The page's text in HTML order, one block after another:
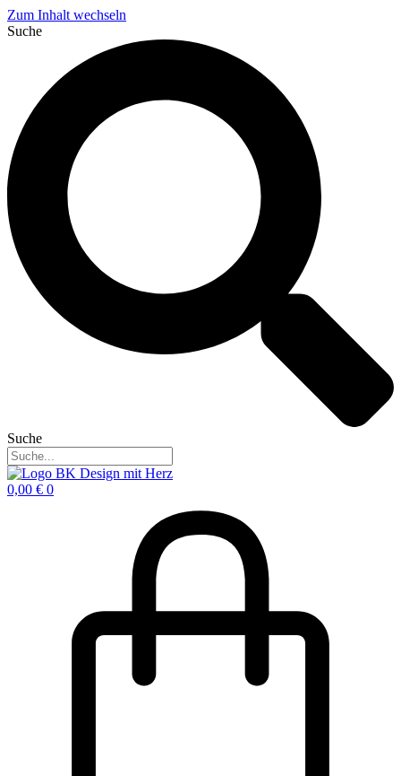
Zum Inhalt wechseln
Suche
Suche
0,00 € 0